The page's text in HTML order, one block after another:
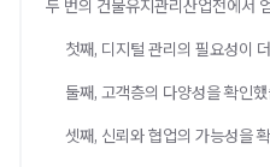
두 번의 건물유지관리산업전에서
첫째, 디지털 관리의 필요성이
둘째, 고객층의 다양성을 확인
셋째, 신뢰와 협업의 가능성을